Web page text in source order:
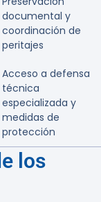
documental y
coordinación de
peritajes
Acceso a defensa
técnica
especializada y
medidas de
protección
los